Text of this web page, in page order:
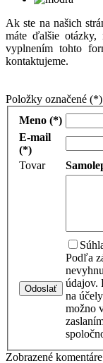
Ak ste na našich
máte ďalšie otázky,
vyplnením tohto
kontaktujeme.
Položky označené
Meno (*)
E-mail
(*)
Tovar
Odoslať
Podľa
údajov.
na
možno
Zobrazené